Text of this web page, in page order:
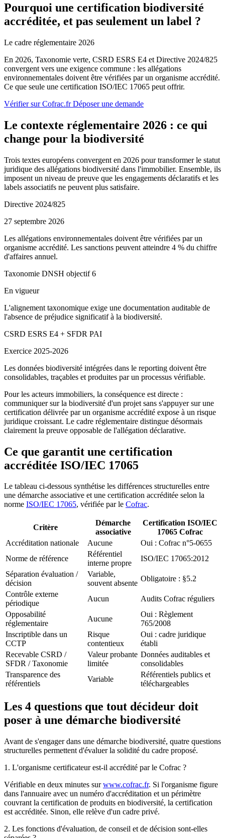
Pourquoi une certification biodiversité
accréditée, et pas seulement un label ?
Le cadre réglementaire 2026
En 2026, Taxonomie verte, CSRD ESRS E4 et Directive 2024/825
convergent vers une exigence commune : les allégations
environnementales doivent être vérifiées par un organisme accrédité.
Ce que seule une certification ISO/IEC 17065 peut offrir.
Vérifier sur Cofrac.frDéposer une demande
Le contexte réglementaire 2026 : ce qui
change pour la biodiversité
Trois textes européens convergent en 2026 pour transformer le statut
juridique des allégations biodiversité dans l'immobilier. Ensemble, ils
imposent un niveau de preuve que les engagements déclaratifs et les
labels associatifs ne peuvent plus satisfaire.
Directive 2024/825
27 septembre 2026
Les allégations environnementales doivent être vérifiées par un
organisme accrédité. Les sanctions peuvent atteindre 4 % du chiffre
d'affaires annuel.
Taxonomie DNSH objectif 6
En vigueur
L'alignement taxonomique exige une documentation auditable de
l'absence de préjudice significatif à la biodiversité.
CSRD ESRS E4 + SFDR PAI
Exercice 2025-2026
Les données biodiversité intégrées dans le reporting doivent être
consolidables, traçables et produites par un processus vérifiable.
Pour les acteurs immobiliers, la conséquence est directe :
communiquer sur la biodiversité d'un projet sans s'appuyer sur une
certification délivrée par un organisme accrédité expose à un risque
juridique croissant. Le cadre réglementaire distingue désormais
clairement la preuve opposable de l'allégation déclarative.
Ce que garantit une certification
accréditée ISO/IEC 17065
Le tableau ci-dessous synthétise les différences structurelles entre
une démarche associative et une certification accréditée selon la
norme ISO/IEC 17065, vérifiée par le Cofrac.
Critère
Démarche
associative
Certification ISO/IEC
17065 Cofrac
Accréditation nationale
Aucune
Oui : Cofrac n°5-0655
Norme de référence
Référentiel
interne propre
ISO/IEC 17065:2012
Séparation évaluation /
décision
Variable,
souvent absente
Obligatoire : §5.2
Contrôle externe
périodique
Aucun
Audits Cofrac réguliers
Opposabilité
réglementaire
Aucune
Oui : Règlement
765/2008
Inscriptible dans un
CCTP
Risque
contentieux
Oui : cadre juridique
établi
Recevable CSRD /
SFDR / Taxonomie
Valeur probante
limitée
Données auditables et
consolidables
Transparence des
référentiels
Variable
Référentiels publics et
téléchargeables
Les 4 questions que tout décideur doit
poser à une démarche biodiversité
Avant de s'engager dans une démarche biodiversité, quatre questions
structurelles permettent d'évaluer la solidité du cadre proposé.
1. L'organisme certificateur est-il accrédité par le Cofrac ?
Vérifiable en deux minutes surwww.cofrac.fr. Si l'organisme figure
dans l'annuaire avec un numéro d'accréditation et un périmètre
couvrant la certification de produits en biodiversité, la certification
est accréditée. Sinon, elle relève d'un cadre privé.
2. Les fonctions d'évaluation, de conseil et de décision sont-elles